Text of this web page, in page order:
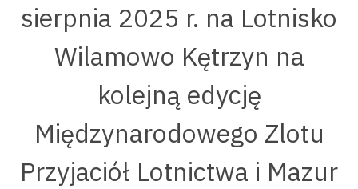
sierpnia 2025 r. na Lotnisko
Wilamowo Kętrzyn na
kolejną edycję
Międzynarodowego Zlotu
Przyjaciół Lotnictwa i Mazur